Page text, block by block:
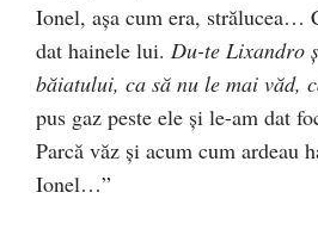
Ionel, aşa cum era, strălucea…
dat hainele lui. Du-te Lixandro
băiatului, ca să nu le mai văd,
pus gaz peste ele şi le-am dat
Parcă văz şi acum cum ardeau
Ionel…”